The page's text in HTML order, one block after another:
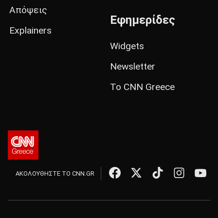
Απόψεις
Explainers
Εφημερίδες
Widgets
Newsletter
Το CNN Greece
ΑΚΟΛΟΥΘΗΣΤΕ ΤΟ CNN.GR